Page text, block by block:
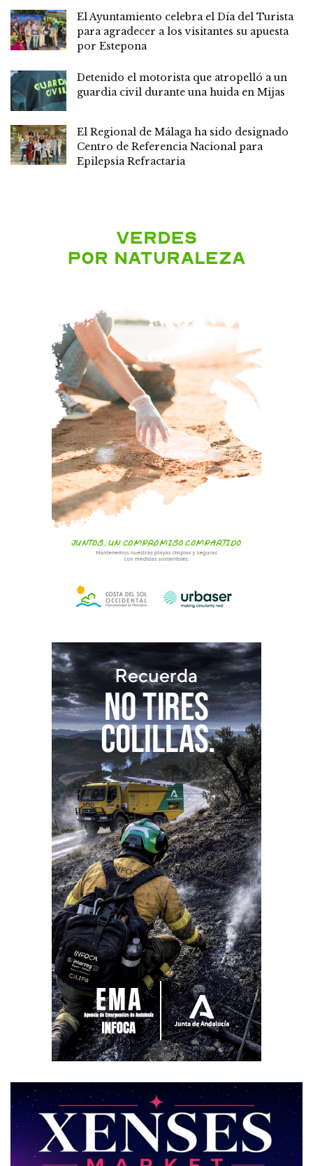
El Ayuntamiento celebra el Día del Turista
para agradecer a los visitantes su apuesta
por Estepona
Detenido el motorista que atropelló a un
guardia civil durante una huida en Mijas
El Regional de Málaga ha sido designado
Centro de Referencia Nacional para
Epilepsia Refractaria